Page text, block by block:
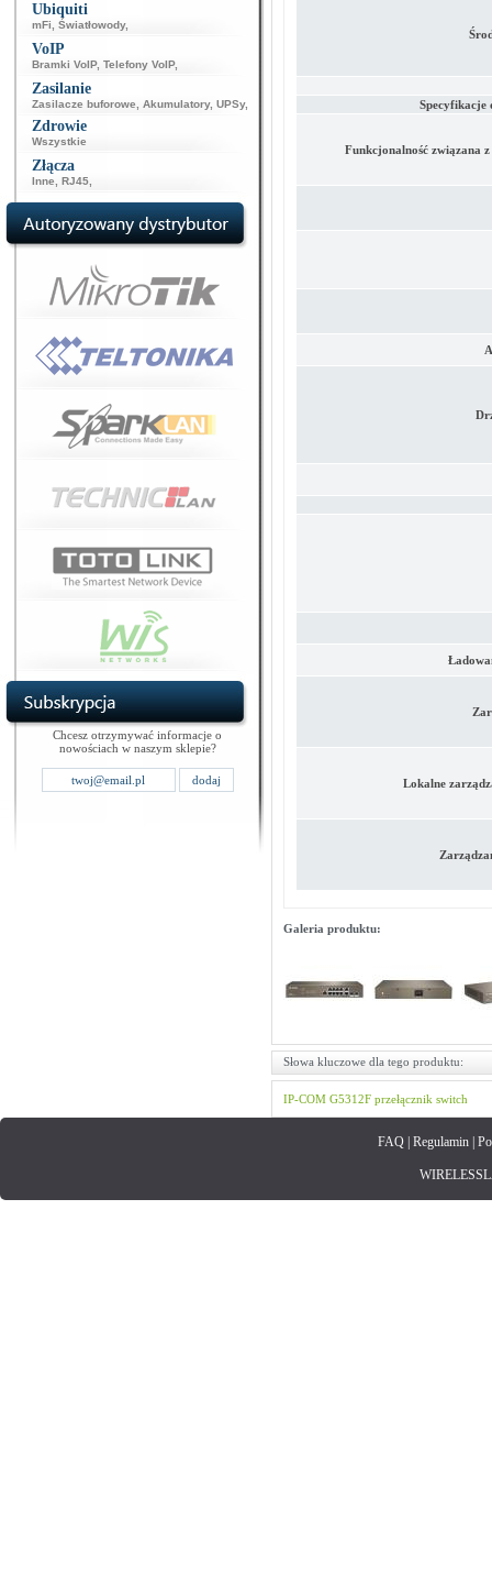
Ubiquiti
mFi Światłowody,
VoIP
Bramki VoIP, Telefony VoIP,
Zasilanie
Zasilacze buforowe Akumulatory, UPSy,
Zdrowie
Wszystkie
Złącza
Inne RJ45
Chcesz otrzymywać informacje o
nowościach w naszym sklepie?
Specyfikacje
Funkcjonalność związana z
Lokalne
Galeria produktu:
Słowa kluczowe dla tego produktu:
IP-COM G5312F przełącznik switch
FAQ| Regulamin|